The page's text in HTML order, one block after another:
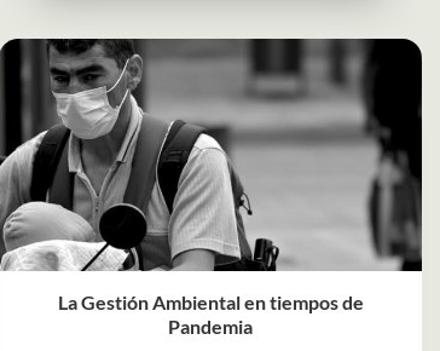
La Gestión Ambiental en tiempos de
Pandemia